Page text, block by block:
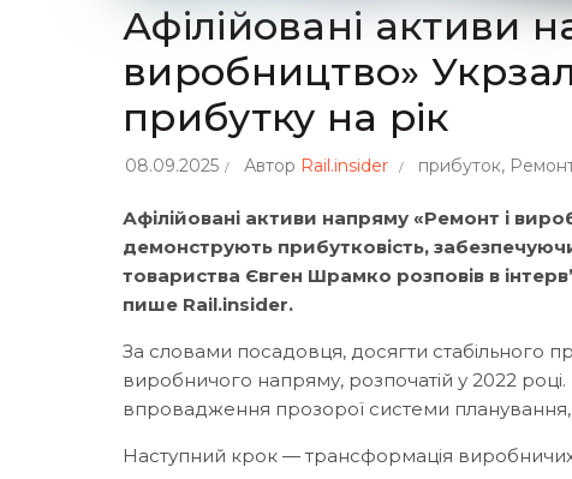
Афілійовані активи
виробництво»
прибутку на рік
08.09.2025 Автор Rail.insider прибуток,
Афілійовані активи напряму «Ремонт і
демонструють прибутковість,
товариства Євген Шрамко розповів в
пише Rail.insider.
За словами посадовця, досягти стабільного
виробничого напряму, розпочатій у 2022
впровадження прозорої системи планування,
Наступний крок — трансформація